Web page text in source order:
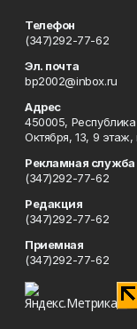
Телефон
(347)292-77-62
Эл. почта
bp2002@inbox.ru
Адрес
450005,
Октября, 13, 9 этаж,
Рекламная служба
(347)292-77-62
Редакция
(347)292-77-62
Приемная
(347)292-77-62